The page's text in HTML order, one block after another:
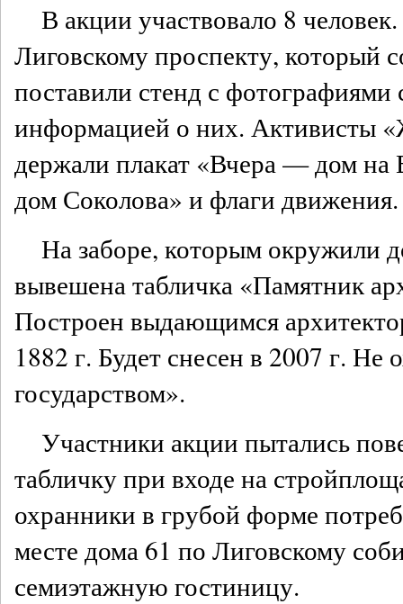
В акции участвовало 8
Лиговскому проспекту, который
поставили стенд с
информацией о них. Активисты
держали плакат «Вчера — дом на
дом Соколова» и флаги движения.
На заборе, которым окружили
вывешена табличка «Памятник
Построен выдающимся
1882 г. Будет снесен в 2007 г. Не
государством».
Участники акции пытались
табличку при входе на
охранники в грубой форме
месте дома 61 по Лиговскому
семиэтажную гостиницу.